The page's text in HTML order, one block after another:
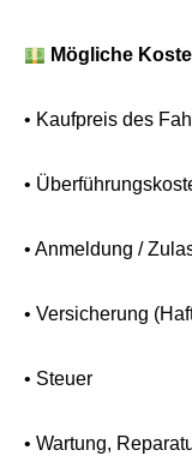
Mögliche
• Kaufpreis des
•
• Anmeldung /
• Versicherung
• Steuer
• Wartung,